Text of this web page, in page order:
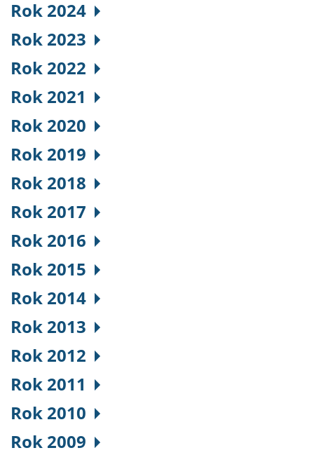
Rok 2024
Rok 2023
Rok 2022
Rok 2021
Rok 2020
Rok 2019
Rok 2018
Rok 2017
Rok 2016
Rok 2015
Rok 2014
Rok 2013
Rok 2012
Rok 2011
Rok 2010
Rok 2009